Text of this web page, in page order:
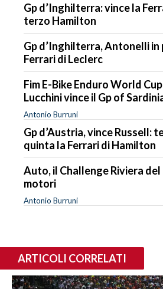
Gp d’Inghilterra: vince la
terzo Hamilton
Gp d’Inghilterra, Antonelli in
Ferrari di Leclerc
Fim E-Bike Enduro World
Lucchini vince il Gp of
Antonio Burruni
Gp d’Austria, vince Russell:
quinta la Ferrari di Hamilton
Auto, il Challenge Riviera
motori
Antonio Burruni
ARTICOLI CORRELATI